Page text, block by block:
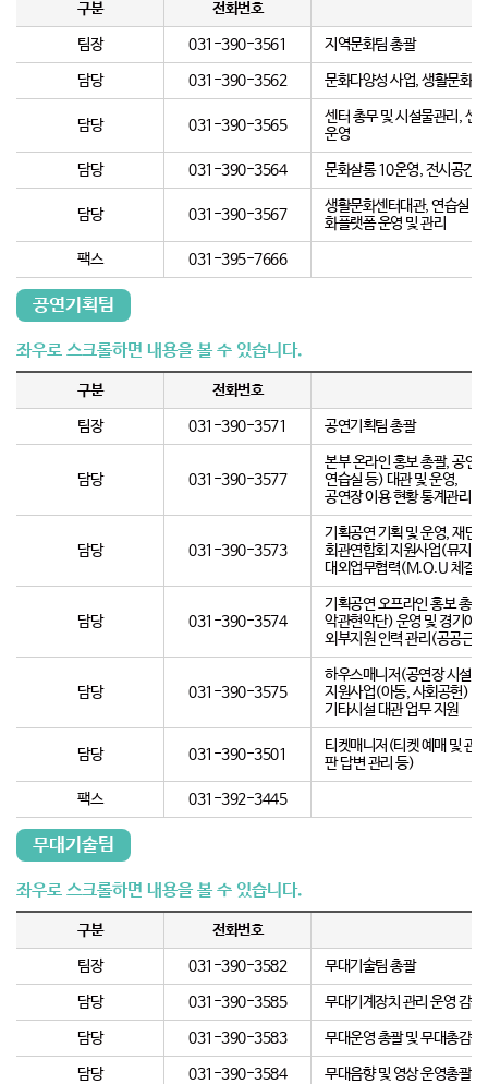
구분 전화번호
팀장 031-390-3561 지역문화팀 총괄
담당 031-390-3562 문화다양성 사업, 생활문화
담당 031-390-3565
센터 총무 및 시설물관리, 센
운영
담당 031-390-3564 문화살롱 10운영, 전시공간
담당 031-390-3567
생활문화센터대관, 연습실
화플랫폼 운영 및 관리
팩스 031-395-7666
공연기획팀
구분 전화번호
팀장 031-390-3571 공연기획팀 총괄
담당 031-390-3577
본부 온라인 홍보 총괄, 공연
연습실 등) 대관 및 운영,
공연장 이용 현황 통계관리
담당 031-390-3573
기획공연 기획 및 운영, 재단
회관연합회 지원사업(뮤지
대외업무협력(M.O.U 체결
담당 031-390-3574
기획공연 오프라인 홍보 총
악관현악단) 운영 및 경기아
외부지원 인력 관리(공공근
담당 031-390-3575
하우스매니저(공연장 시설관
지원사업(아동, 사회공헌) 기
기타시설 대관 업무 지원
담당 031-390-3501
티켓매니저(티켓 예매 및 관
판 답변 관리 등)
팩스 031-392-3445
무대기술팀
구분 전화번호
팀장 031-390-3582 무대기술팀 총괄
담당 031-390-3585 무대기계장치 관리 운영 감
담당 031-390-3583 무대운영 총괄 및 무대총감독
담당 031-390-3584 무대음향 및 영상 운영총괄